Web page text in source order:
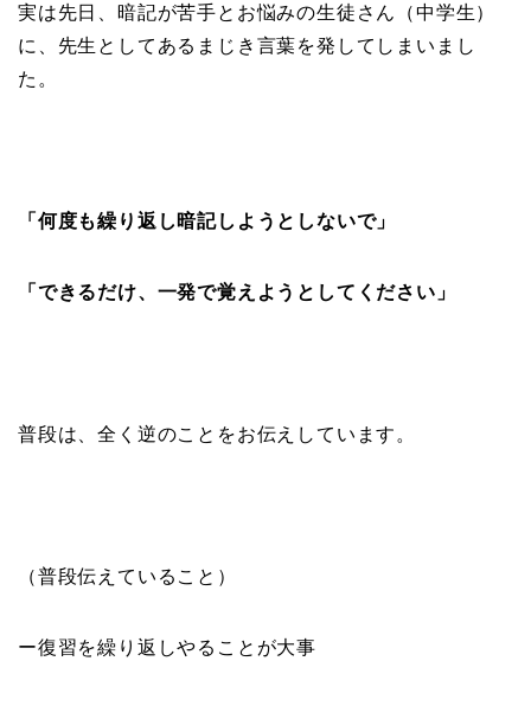
実は先日、暗記が苦手とお悩みの生徒さん（中学生）
に、先生としてあるまじき言葉を発してしまいまし
た。
「何度も繰り返し暗記しようとしないで」
「できるだけ、一発で覚えようとしてください」
普段は、全く逆のことをお伝えしています。
（普段伝えていること）
ー復習を繰り返しやることが大事